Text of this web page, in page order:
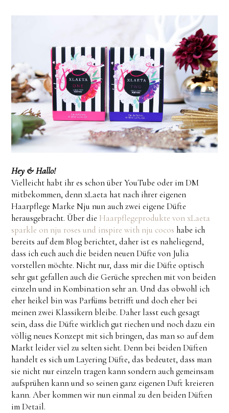
Hey & Hallo!
Vielleicht habt ihr es schon über YouTube oder im DM
mitbekommen, denn xLaeta hat nach ihrer eigenen
Haarpflege Marke Nju nun auch zwei eigene Düfte
herausgebracht. Über die Haarpflegeprodukte von xLaeta
sparkle on nju roses und inspire with nju cocos habe ich
bereits auf dem Blog berichtet, daher ist es naheliegend,
dass ich euch auch die beiden neuen Düfte von Julia
vorstellen möchte. Nicht nur, dass mir die Düfte optisch
sehr gut gefallen auch die Gerüche sprechen mit von beiden
einzeln und in Kombination sehr an. Und das obwohl ich
eher heikel bin was Parfüms betrifft und doch eher bei
meinen zwei Klassikern bleibe. Daher lasst euch gesagt
sein, dass die Düfte wirklich gut riechen und noch dazu ein
völlig neues Konzept mit sich bringen, das man so auf dem
Markt leider viel zu selten sieht. Denn bei beiden Düften
handelt es sich um Layering Düfte, das bedeutet, dass man
sie nicht nur einzeln tragen kann sondern auch gemeinsam
aufsprühen kann und so seinen ganz eigenen Duft kreieren
kann. Aber kommen wir nun einmal zu den beiden Düften
im Detail.